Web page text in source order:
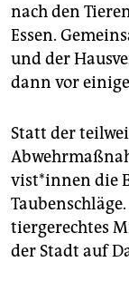
nach den
Essen.
und der
dann vor
Statt der
vis­t*in­nen die
tiergerechtes
der Stadt auf